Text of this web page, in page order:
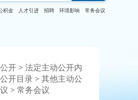
积金 人才引进 招聘 环境影响 常务会议
开 > 法定主动公开内
开目录 > 其他主动公
> 常务会议